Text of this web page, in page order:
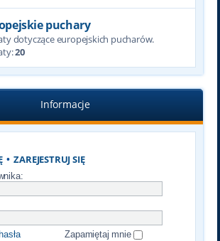
puchary
dotyczące europejskich pucharów.
20
Informacje
•ZAREJESTRUJ SIĘ
Zapamiętaj mnie